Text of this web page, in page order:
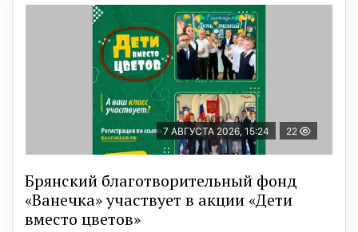
7 АВГУСТА 2026, 15:24 22
Брянский благотворительный фонд
«Ванечка» участвует в акции «Дети
вместо цветов»